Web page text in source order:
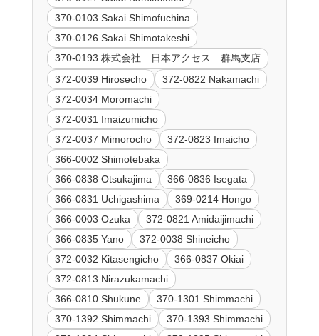
370-0103 Sakai Shimofuchina
370-0126 Sakai Shimotakeshi
370-0193 株式会社 日本アクセス 群馬支店
372-0039 Hirosecho
372-0822 Nakamachi
372-0034 Moromachi
372-0031 Imaizumicho
372-0037 Mimorocho
372-0823 Imaicho
366-0002 Shimotebaka
366-0838 Otsukajima
366-0836 Isegata
366-0831 Uchigashima
369-0214 Hongo
366-0003 Ozuka
372-0821 Amidaijimachi
366-0835 Yano
372-0038 Shineicho
372-0032 Kitasengicho
366-0837 Okiai
372-0813 Nirazukamachi
366-0810 Shukune
370-1301 Shimmachi
370-1392 Shimmachi
370-1393 Shimmachi